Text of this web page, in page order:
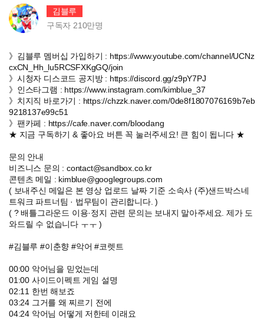
김블루
구독자 210만명
》김블루 멤버십 가입하기 : https://www.youtube.com/channel/UCNz
cxCN_Hh_lu5RCSFXKgGQ/join
》시청자 디스코드 공지방 : https://discord.gg/z9pY7PJ
》인스타그램 : https://www.instagram.com/kimblue_37
》치지직 바로가기 : https://chzzk.naver.com/0de8f1807076169b7eb
9218137e99c51
》팬카페 : https://cafe.naver.com/bloodang
★ 지금 구독하기 & 좋아요 버튼 꼭 눌러주세요! 큰 힘이 됩니다 ★
문의 안내
비즈니스 문의 : contact@sandbox.co.kr
콘텐츠 메일 : kimblue@googlegroups.com
( 보내주신 메일은 본 영상 업로드 날짜 기준 소속사 (주)샌드박스네
트워크 파트너팀 · 법무팀이 관리합니다. )
( ? 배틀그라운드 이용·정지 관련 문의는 보내지 말아주세요. 제가 도
와드릴 수 없습니다 ㅜㅜ )
#김블루 #이춘향 #악어 #코렛트
00:00 악어님을 믿었는데
01:00 사이드이펙트 게임 설명
02:11 한번 해보죠
03:24 그거를 왜 찌르기 전에
04:24 악어님 어떻게 저한테 이래요